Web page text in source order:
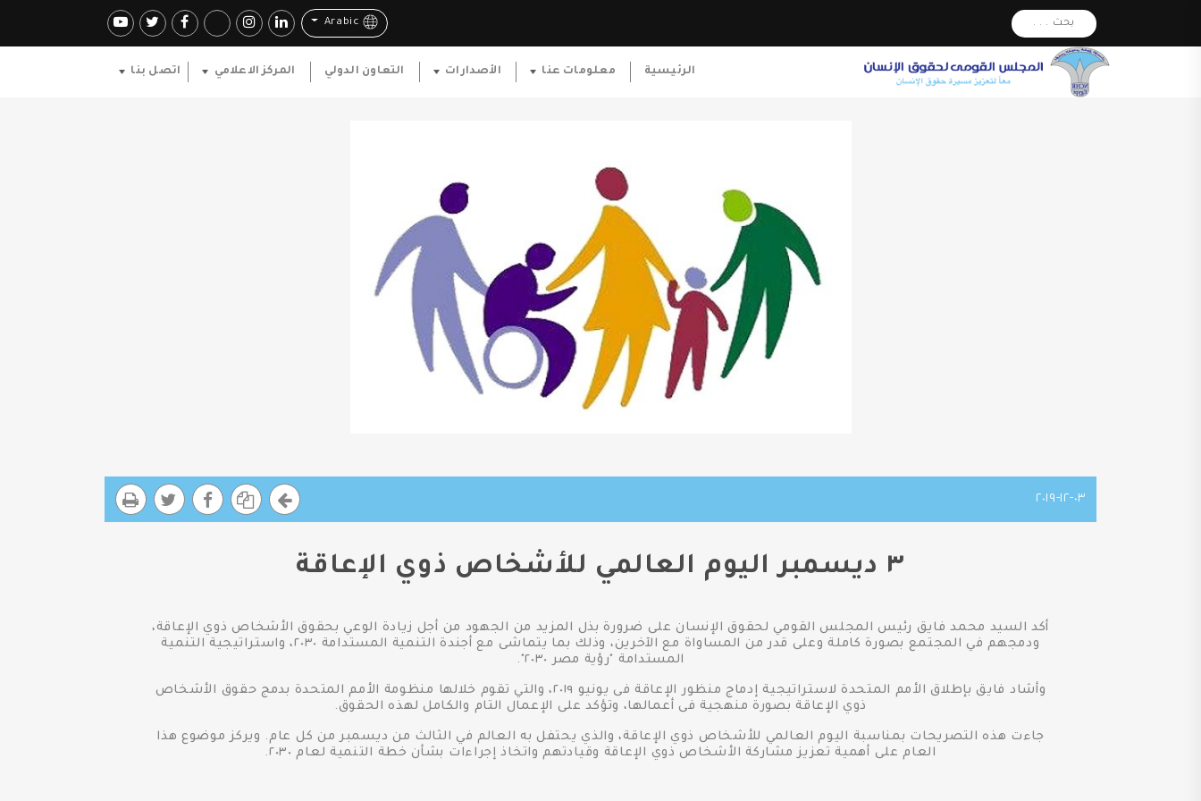
بحث . . . Arabic
الرئيسية معلومات عنا الأصدارات التعاون الدولي المركز الاعلامي اتصل بنا
٠٣-١٢-٢٠١٩
٣ ديسمبر اليوم العالمي للأشخاص ذوي الإعاقة
أكد السيد محمد فايق رئيس المجلس القومي لحقوق الإنسان على ضرورة بذل المزيد من الجهود من أجل زيادة الوعي بحقوق الأشخاص ذوي الإعاقة،
ودمجهم في المجتمع بصورة كاملة وعلى قدر من المساواة مع الآخرين، وذلك بما يتماشى مع أجندة التنمية المستدامة ٢٠٣٠، واستراتيجية التنمية
المستدامة "رؤية مصر ٢٠٣٠".
وأشاد فايق بإطلاق الأمم المتحدة لاستراتيجية إدماج منظور الإعاقة فى يونيو ٢٠١٩، والتي تقوم خلالها منظومة الأمم المتحدة بدمج حقوق الأشخاص
ذوي الإعاقة بصورة منهجية فى أعمالها، وتؤكد على الإعمال التام والكامل لهذه الحقوق.
جاءت هذه التصريحات بمناسبة اليوم العالمي للأشخاص ذوي الإعاقة، والذي يحتفل به العالم في الثالث من ديسمبر من كل عام. ويركز موضوع هذا
العام على أهمية تعزيز مشاركة الأشخاص ذوي الإعاقة وقيادتهم واتخاذ إجراءات بشأن خطة التنمية لعام ٢٠٣٠.